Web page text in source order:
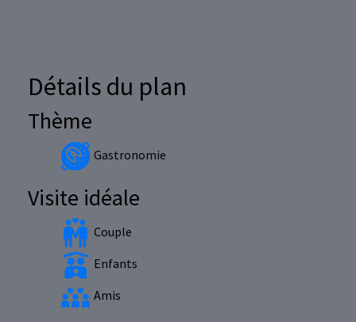
Détails du plan
Thème
Gastronomie
Visite idéale
Couple
Enfants
Amis